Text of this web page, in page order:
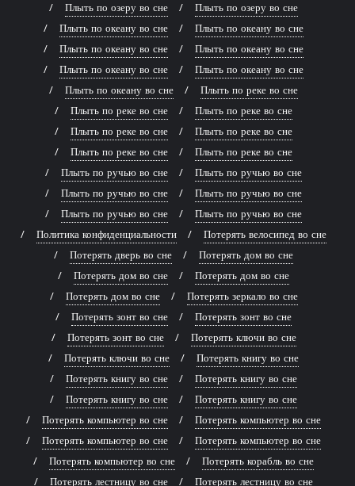
Плыть по озеру во сне
Плыть по озеру во сне
Плыть по океану во сне
Плыть по океану во сне
Плыть по океану во сне
Плыть по океану во сне
Плыть по океану во сне
Плыть по океану во сне
Плыть по океану во сне
Плыть по реке во сне
Плыть по реке во сне
Плыть по реке во сне
Плыть по реке во сне
Плыть по реке во сне
Плыть по реке во сне
Плыть по реке во сне
Плыть по ручью во сне
Плыть по ручью во сне
Плыть по ручью во сне
Плыть по ручью во сне
Плыть по ручью во сне
Плыть по ручью во сне
Политика конфиденциальности
Потерять велосипед во сне
Потерять дверь во сне
Потерять дом во сне
Потерять дом во сне
Потерять дом во сне
Потерять дом во сне
Потерять зеркало во сне
Потерять зонт во сне
Потерять зонт во сне
Потерять зонт во сне
Потерять ключи во сне
Потерять ключи во сне
Потерять книгу во сне
Потерять книгу во сне
Потерять книгу во сне
Потерять книгу во сне
Потерять книгу во сне
Потерять компьютер во сне
Потерять компьютер во сне
Потерять компьютер во сне
Потерять компьютер во сне
Потерять компьютер во сне
Потерять корабль во сне
Потерять лестницу во сне
Потерять лестницу во сне